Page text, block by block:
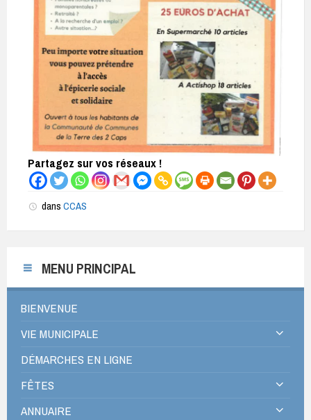
Partagez sur vos réseaux !
dans CCAS
MENU PRINCIPAL
BIENVENUE
VIE MUNICIPALE
DÉMARCHES EN LIGNE
FÊTES
ANNUAIRE